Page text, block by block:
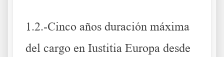
1.2.-Cinco años duración máxima
del cargo en Iustitia Europa desde